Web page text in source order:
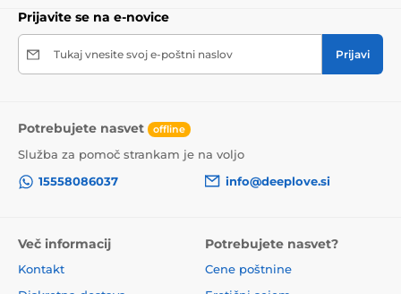
Prijavite se na e-novice
Tukaj vnesite svoj e-poštni naslov Prijavi
Potrebujete nasvet offline
Služba za pomoč strankam je na voljo
15558086037
info@deeplove.si
Več informacij
Kontakt
Potrebujete nasvet?
Cene poštnine